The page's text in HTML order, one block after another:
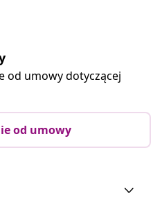
od umowy dotyczącej
od umowy